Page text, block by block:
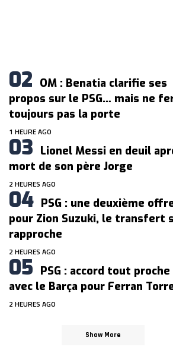
OM : Benatia clarifie ses
propos sur le PSG… mais ne
toujours pas la porte
1 HEURE AGO
Lionel Messi en deuil
mort de son père Jorge
2 HEURES AGO
PSG : une deuxième
pour Zion Suzuki, le transfert
rapproche
2 HEURES AGO
PSG : accord tout proche
avec le Barça pour Ferran
2 HEURES AGO
Show More